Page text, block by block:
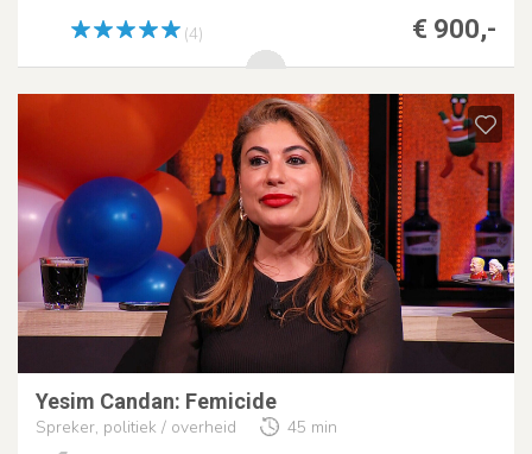
€ 900,-
(4)
Yesim Candan: Femicide
Spreker, politiek / overheid 45 min